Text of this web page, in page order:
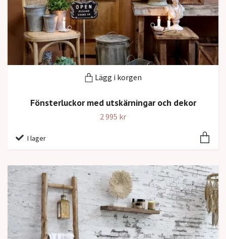
Lägg i korgen
Fönsterluckor med utskärningar och dekor
2 995 kr
I lager